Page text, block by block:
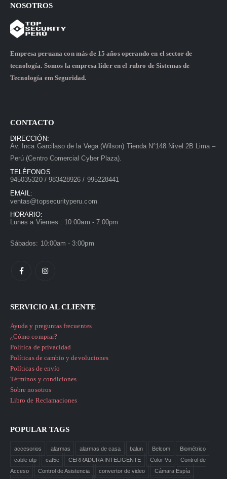
NOSOTROS
Empresa peruana con más de 15 años operando en el sector de
tecnología. Somos la empresa líder en el rubro de Sistemas de
Tecnología em Seguridad.
CONTACTO
DIRECCIÓN:
Av. Inca Garcilaso de la Vega (Wilson) Tienda N°148 Nivel 2B Lima –
Perú (Centro Comercial Cyber Plaza).
TELÉFONOS
945035320 / 983428926 / 995228441
EMAIL:
ventas@topsecurityperu.com
HORARIO:
Lunes a Viernes : 10:00am - 7:00pm
Sábados: 10:00am - 3:00pm
SERVICIO AL CLIENTE
Ayuda y preguntas frecuentes
¿Cómo comprar?
Política de privacidad
Políticas de cambio y devoluciones
Políticas de envío
Términos y condiciones
Sobre nosotros
Libro de Reclamaciones
POPULAR TAGS
accesorios alarmas alarmas de casa balun Belcom
Biométrico
cable utp
cat5e CERRADURA INTELIGENTE Color Vu
Control de
Acceso
Control de Asistencia convertor de video Cámara Espía